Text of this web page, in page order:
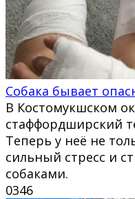
Собака бывает
В Костомукшском
стаффордширский
Теперь у неё не
сильный стресс и
собаками.
0346